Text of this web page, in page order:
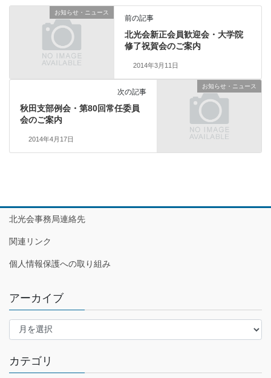
お知らせ・ニュース
前の記事
北光会新正会員歓迎会・大学院
修了祝賀会のご案内
2014年3月11日
お知らせ・ニュース
次の記事
秋田支部例会・第80回常任委員
会のご案内
2014年4月17日
北光会事務局連絡先
関連リンク
個人情報保護への取り組み
アーカイブ
ー
イ
ブ
カテゴリ